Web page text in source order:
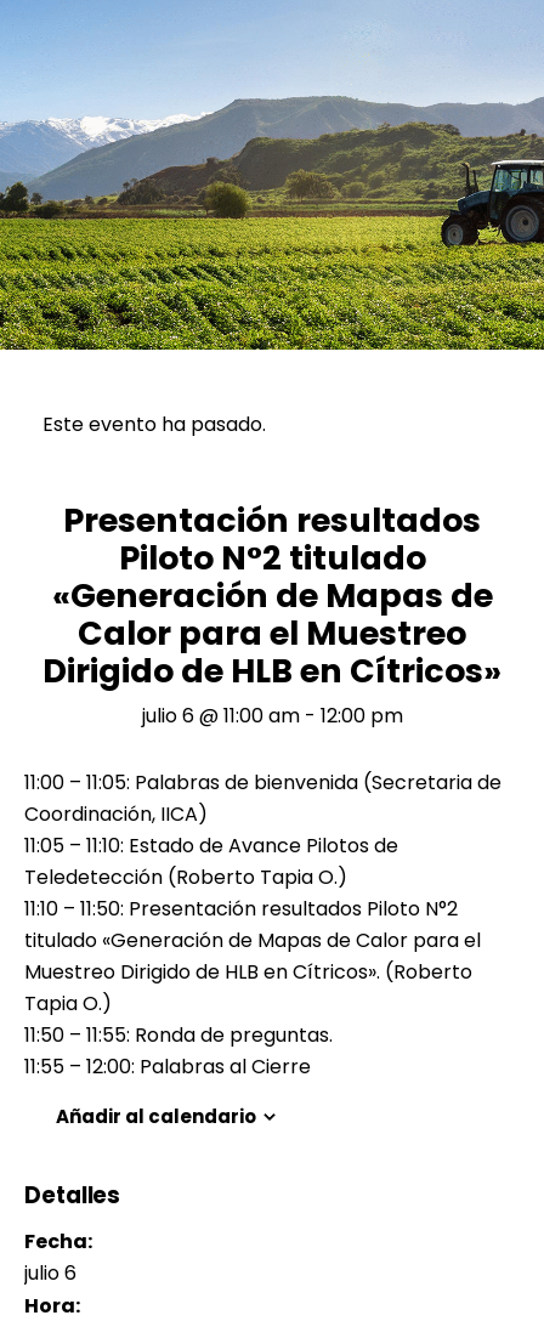
Este evento ha pasado.
Presentación resultados
Piloto N°2 titulado
«Generación de Mapas de
Calor para el Muestreo
Dirigido de HLB en Cítricos»
julio 6 @ 11:00 am- 12:00 pm
11:00 – 11:05: Palabras de bienvenida (Secretaria de
Coordinación, IICA)
11:05 – 11:10: Estado de Avance Pilotos de
Teledetección (Roberto Tapia O.)
11:10 – 11:50: Presentación resultados Piloto N°2
titulado «Generación de Mapas de Calor para el
Muestreo Dirigido de HLB en Cítricos». (Roberto
Tapia O.)
11:50 – 11:55: Ronda de preguntas.
11:55 – 12:00: Palabras al Cierre
Añadir al calendario
Detalles
Fecha:
julio 6
Hora: